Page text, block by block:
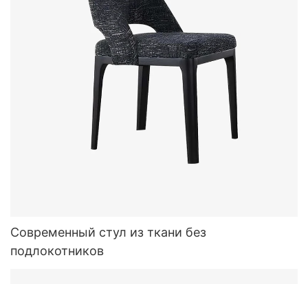
Современный стул из ткани без
подлокотников